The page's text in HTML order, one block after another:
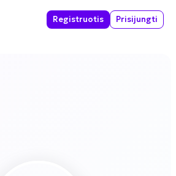
Registruotis Prisijungti